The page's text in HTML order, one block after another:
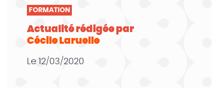
FORMATION
Actualité rédigée par
Cécile Laruelle
Le 12/03/2020